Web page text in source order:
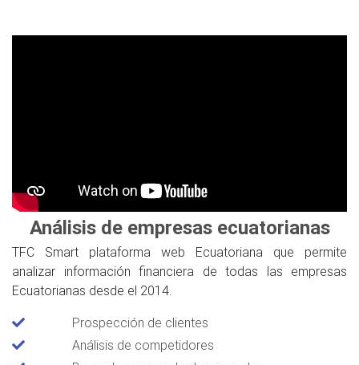
Análisis de empresas ecuatorianas
TFC Smart plataforma web Ecuatoriana que permite
analizar información financiera de todas las empresas
Ecuatorianas desde el 2014.
Prospección de clientes
Análisis de competidores